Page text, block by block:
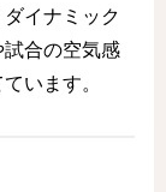
イナミック
合の空気感
います。